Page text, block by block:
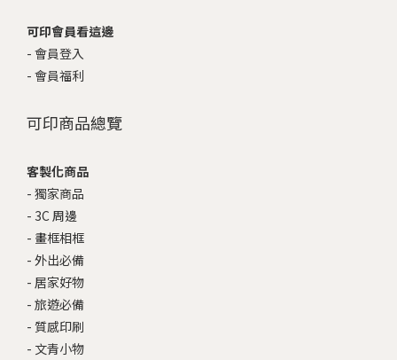
可印會員看這邊
- 會員登入
- 會員福利
可印商品總覽
客製化商品
- 獨家商品
- 3C 周邊
- 畫框相框
- 外出必備
- 居家好物
- 旅遊必備
- 質感印刷
- 文青小物